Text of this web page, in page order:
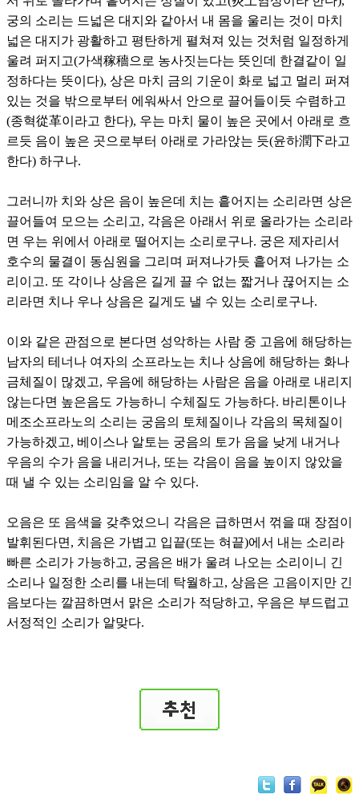
궁의 소리는 드넓은 대지와 같아서 내 몸을 울리는 것이 마치
넓은 대지가 광활하고 평탄하게 펼쳐져 있는 것처럼 일정하게
울려 퍼지고(가색稼穡으로 농사짓는다는 뜻인데 한결같이 일
정하다는 뜻이다), 상은 마치 금의 기운이 화로 넓고 멀리 퍼져
있는 것을 밖으로부터 에워싸서 안으로 끌어들이듯 수렴하고
(종혁從革이라고 한다), 우는 마치 물이 높은 곳에서 아래로 흐
르듯 음이 높은 곳으로부터 아래로 가라앉는 듯(윤하潤下라고
한다) 하구나.
그러니까 치와 상은 음이 높은데 치는 흩어지는 소리라면 상은
끌어들여 모으는 소리고, 각음은 아래서 위로 올라가는 소리라
면 우는 위에서 아래로 떨어지는 소리로구나. 궁은 제자리서
호수의 물결이 동심원을 그리며 퍼져나가듯 흩어져 나가는 소
리이고. 또 각이나 상음은 길게 끌 수 없는 짧거나 끊어지는 소
리라면 치나 우나 상음은 길게도 낼 수 있는 소리로구나.
이와 같은 관점으로 본다면 성악하는 사람 중 고음에 해당하는
남자의 테너나 여자의 소프라노는 치나 상음에 해당하는 화나
금체질이 많겠고, 우음에 해당하는 사람은 음을 아래로 내리지
않는다면 높은음도 가능하니 수체질도 가능하다. 바리톤이나
메조소프라노의 소리는 궁음의 토체질이나 각음의 목체질이
가능하겠고, 베이스나 알토는 궁음의 토가 음을 낮게 내거나
우음의 수가 음을 내리거나, 또는 각음이 음을 높이지 않았을
때 낼 수 있는 소리임을 알 수 있다.
오음은 또 음색을 갖추었으니 각음은 급하면서 꺾을 때 장점이
발휘된다면, 치음은 가볍고 입끝(또는 혀끝)에서 내는 소리라
빠른 소리가 가능하고, 궁음은 배가 울려 나오는 소리이니 긴
소리나 일정한 소리를 내는데 탁월하고, 상음은 고음이지만 긴
음보다는 깔끔하면서 맑은 소리가 적당하고, 우음은 부드럽고
서정적인 소리가 알맞다.